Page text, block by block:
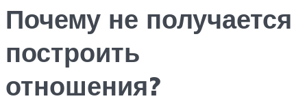
Почему не получается
построить
отношения?